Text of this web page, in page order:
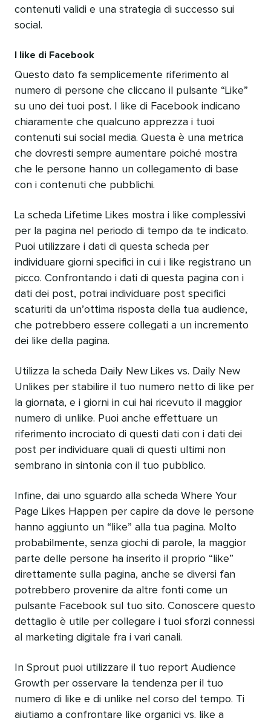
contenuti validi e una strategia di successo sui
social.
I like di Facebook
Questo dato fa semplicemente riferimento al
numero di persone che cliccano il pulsante “Like”
su uno dei tuoi post. I like di Facebook indicano
chiaramente che qualcuno apprezza i tuoi
contenuti sui social media. Questa è una metrica
che dovresti sempre aumentare poiché mostra
che le persone hanno un collegamento di base
con i contenuti che pubblichi.
La scheda Lifetime Likes mostra i like complessivi
per la pagina nel periodo di tempo da te indicato.
Puoi utilizzare i dati di questa scheda per
individuare giorni specifici in cui i like registrano un
picco. Confrontando i dati di questa pagina con i
dati dei post, potrai individuare post specifici
scaturiti da un’ottima risposta della tua audience,
che potrebbero essere collegati a un incremento
dei like della pagina.
Utilizza la scheda Daily New Likes vs. Daily New
Unlikes per stabilire il tuo numero netto di like per
la giornata, e i giorni in cui hai ricevuto il maggior
numero di unlike. Puoi anche effettuare un
riferimento incrociato di questi dati con i dati dei
post per individuare quali di questi ultimi non
sembrano in sintonia con il tuo pubblico.
Infine, dai uno sguardo alla scheda Where Your
Page Likes Happen per capire da dove le persone
hanno aggiunto un “like” alla tua pagina. Molto
probabilmente, senza giochi di parole, la maggior
parte delle persone ha inserito il proprio “like”
direttamente sulla pagina, anche se diversi fan
potrebbero provenire da altre fonti come un
pulsante Facebook sul tuo sito. Conoscere questo
dettaglio è utile per collegare i tuoi sforzi connessi
al marketing digitale fra i vari canali.
In Sprout puoi utilizzare il tuo report Audience
Growth per osservare la tendenza per il tuo
numero di like e di unlike nel corso del tempo. Ti
aiutiamo a confrontare like organici vs. like a